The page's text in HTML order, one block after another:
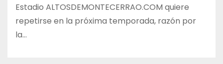
Estadio ALTOSDEMONTECERRAO.COM quiere
repetirse en la próxima temporada, razón por
la…